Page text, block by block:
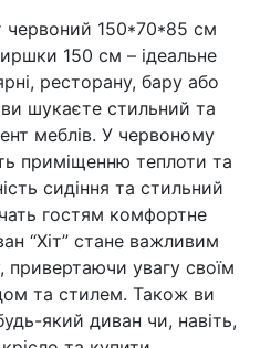
червоний 150*70*85 см
150 см – ідеальне
ресторану, бару або
шукаєте стильний та
меблів. У червоному
приміщенню теплоти та
сидіння та стильний
гостям комфортне
“Хіт” стане важливим
привертаючи увагу своїм
та стилем. Також ви
який диван чи, навіть,